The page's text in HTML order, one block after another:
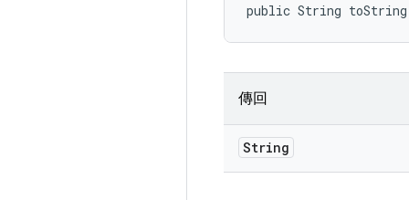
public String
傳回
String